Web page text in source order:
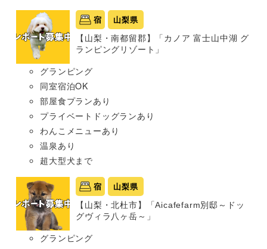
宿 山梨県
【山梨・南都留郡】「カノア 富士山中湖 グ
ランピングリゾート」
グランピング
同室宿泊OK
部屋食プランあり
プライベートドッグランあり
わんこメニューあり
温泉あり
超大型犬まで
宿 山梨県
【山梨・北杜市】「Aicafefarm別邸～ドッ
グヴィラ八ヶ岳～」
グランピング